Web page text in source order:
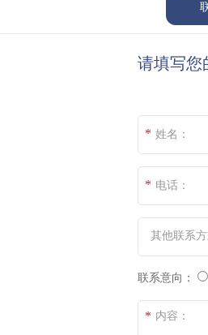
请填写您
* 姓名：
* 电话：
其他联系方
联系意向：
* 内容：